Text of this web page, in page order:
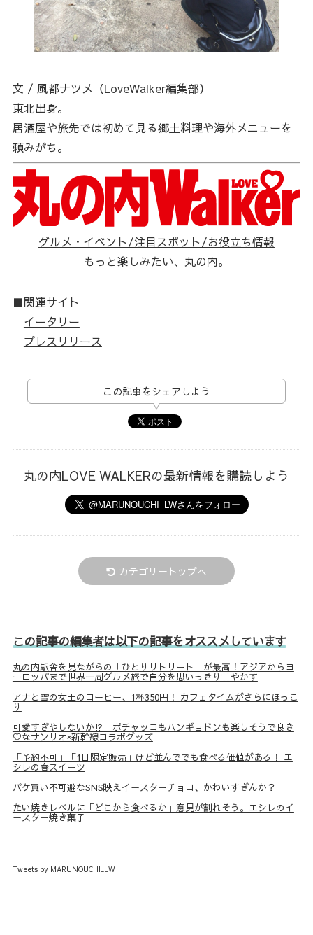
文 / 風都ナツメ（LoveWalker編集部）
東北出身。
居酒屋や旅先では初めて見る郷土料理や海外メニューを
頼みがち。
グルメ・イベント/注目スポット/お役立ち情報
もっと楽しみたい、丸の内。
■関連サイト
イータリー
プレスリリース
この記事をシェアしよう
丸の内LOVE WALKERの最新情報を購読しよう
カテゴリートップへ
この記事の編集者は以下の記事をオススメしています
丸の内駅舎を見ながらの「ひとりリトリート」が最高！アジアからヨ
ーロッパまで世界一周グルメ旅で自分を思いっきり甘やかす
アナと雪の女王のコーヒー、1杯350円！ カフェタイムがさらにほっこ
り
可愛すぎやしないか⁉ ポチャッコもハンギョドンも楽しそうで良き
♡なサンリオ×新幹線コラボグッズ
「予約不可」「1日限定販売」けど並んででも食べる価値がある！ エ
シレの春スイーツ
パケ買い不可避なSNS映えイースターチョコ、かわいすぎんか？
たい焼きレベルに「どこから食べるか」意見が割れそう。エシレのイ
ースター焼き菓子
Tweets by MARUNOUCHI_LW